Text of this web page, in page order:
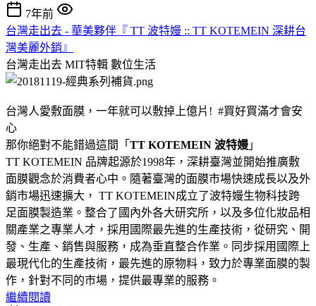
7年前
台灣走出去 - 華美夥伴『 TT 波特嫚 :: TT KOTEMEIN 深耕台
灣美麗外銷』
台灣走出去 MIT特輯 數位生活
台灣人愛敷面膜，一年就可以敷掉上億片! #買好買滿才會安
心
那你絕對不能錯過這間「 TT KOTEMEIN 波特嫚 」
TT KOTEMEIN 品牌起源於1998年，深耕臺灣並開始推廣敷
面膜觀念於消費者心中。隨著臺灣的面膜市場快速成長以及外
銷市場迅速擴大， TT KOTEMEIN成立了波特嫚生物科技跨
足面膜製造業。整合了國內外各大研究所，以及多位化妝品相
關產業之專業人才，採用國際最先進的生產技術，從研究、開
發、生產、銷售與服務，成為垂直整合作業。同步採用國際上
最現代化的生產技術，最先進的原物料，致力於專業面膜的製
作，針對不同的市場，提供最專業的服務。
繼續閱讀